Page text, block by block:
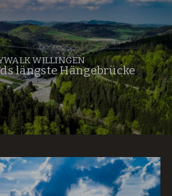
WILLINGEN
längste Hängebrücke